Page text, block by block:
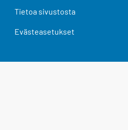
Tietoa sivustosta
Evästeasetukset